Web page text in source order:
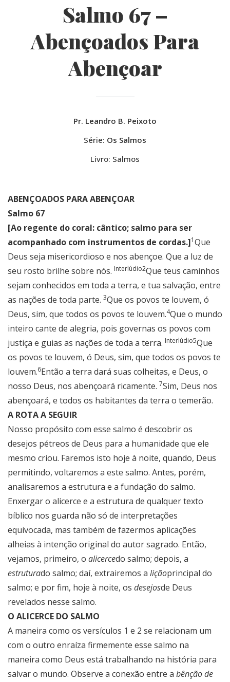
Salmo 67 –
Abençoados Para
Abençoar
Pr. Leandro B. Peixoto
Série: Os Salmos
Livro: Salmos
ABENÇOADOS PARA ABENÇOAR
Salmo 67
[Ao regente do coral: cântico; salmo para ser
acompanhado com instrumentos de cordas.]1Que
Deus seja misericordioso e nos abençoe. Que a luz de
seu rosto brilhe sobre nós. Interlúdio2Que teus caminhos
sejam conhecidos em toda a terra, e tua salvação, entre
as nações de toda parte. 3Que os povos te louvem, ó
Deus, sim, que todos os povos te louvem.4Que o mundo
inteiro cante de alegria, pois governas os povos com
justiça e guias as nações de toda a terra. Interlúdio5Que
os povos te louvem, ó Deus, sim, que todos os povos te
louvem.6Então a terra dará suas colheitas, e Deus, o
nosso Deus, nos abençoará ricamente. 7Sim, Deus nos
abençoará, e todos os habitantes da terra o temerão.
A ROTA A SEGUIR
Nosso propósito com esse salmo é descobrir os
desejos pétreos de Deus para a humanidade que ele
mesmo criou. Faremos isto hoje à noite, quando, Deus
permitindo, voltaremos a este salmo. Antes, porém,
analisaremos a estrutura e a fundação do salmo.
Enxergar o alicerce e a estrutura de qualquer texto
bíblico nos guarda não só de interpretações
equivocada, mas também de fazermos aplicações
alheias à intenção original do autor sagrado. Então,
vejamos, primeiro, o alicercedo salmo; depois, a
estruturado salmo; daí, extrairemos a liçãoprincipal do
salmo; e por fim, hoje à noite, os desejosde Deus
revelados nesse salmo.
O ALICERCE DO SALMO
A maneira como os versículos 1 e 2 se relacionam um
com o outro enraíza firmemente esse salmo na
maneira como Deus está trabalhando na história para
salvar o mundo. Observe a conexão entre a bênção de